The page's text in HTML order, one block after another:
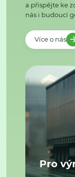
a přispějte ke
nás i budoucí
Více o nás
Pro